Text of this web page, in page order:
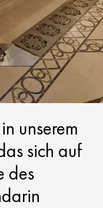
unserem
sich auf
des